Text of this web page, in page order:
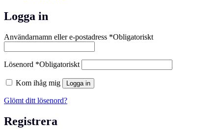
Logga in
Användarnamn eller e-postadress *Obligatoriskt
Lösenord *Obligatoriskt
Kom ihåg mig Logga in
Glömt ditt lösenord?
Registrera